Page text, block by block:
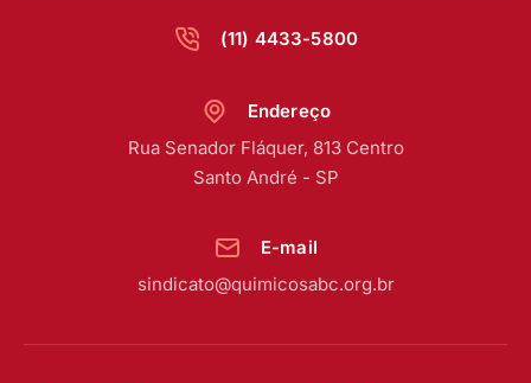
(11) 4433-5800
Endereço
Rua Senador Fláquer, 813 Centro
Santo André - SP
E-mail
sindicato@quimicosabc.org.br